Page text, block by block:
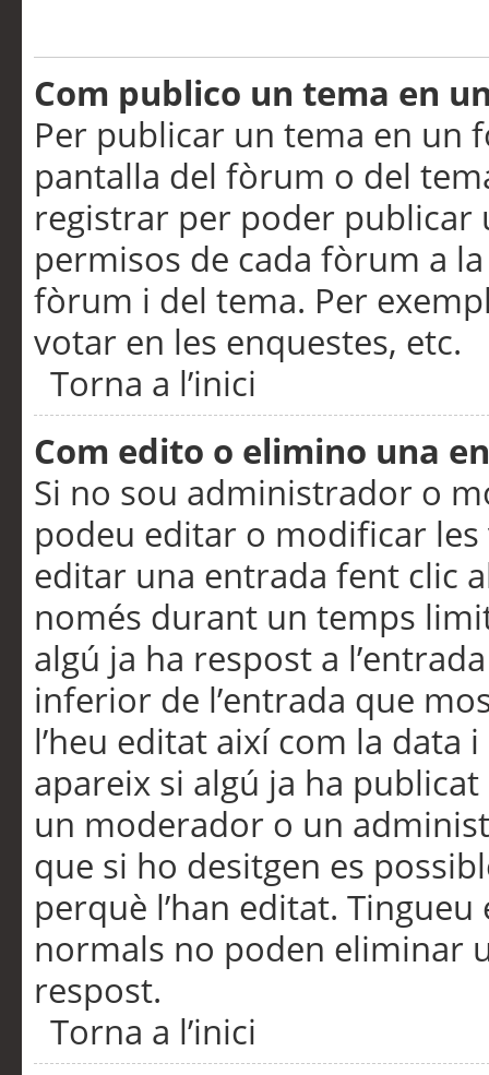
Com publico un tema en
Per publicar un tema en un
pantalla del fòrum o del
registrar per poder publicar
permisos de cada fòrum a
fòrum i del tema. Per
votar en les enquestes, etc.
Torna a l’inici
Com edito o elimino una
Si no sou administrador o
podeu editar o modificar
editar una entrada fent clic
només durant un temps
algú ja ha respost a
inferior de l’entrada que
l’heu editat així com la data
apareix si algú ja ha
un moderador o un
que si ho desitgen es
perquè l’han editat.
normals no poden eliminar
respost.
Torna a l’inici